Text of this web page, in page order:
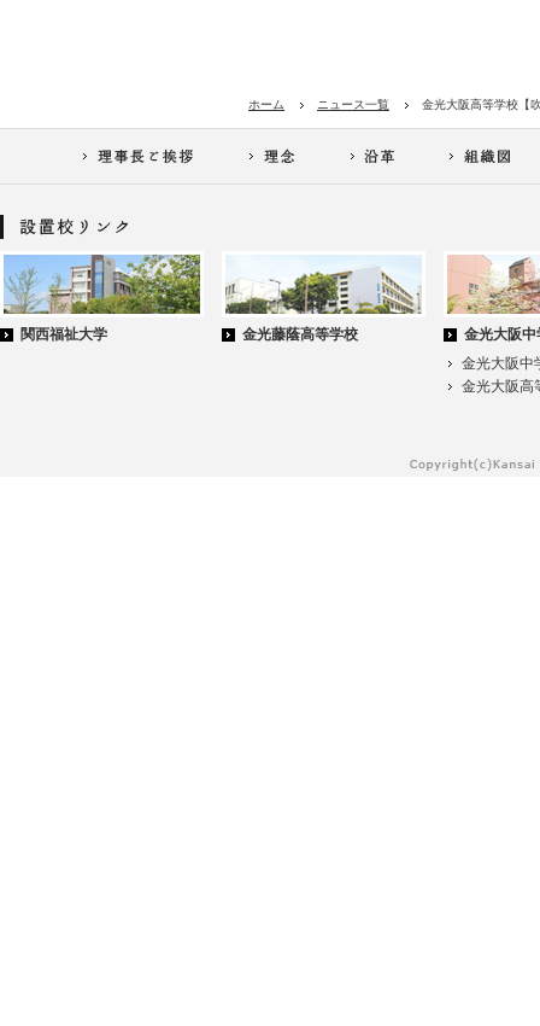
ホーム ニュース一覧 金光大阪高等学校【
関西福祉大学 金光藤蔭高等学校
金光大阪
金光大阪中
金光大阪高